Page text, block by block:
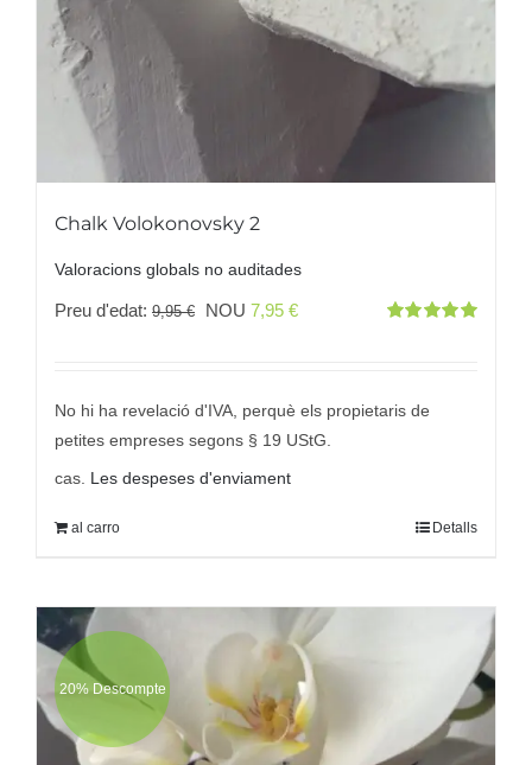
Chalk Volokonovsky 2
Valoracions globals no auditades
Preu d'edat: 9,95€
El
era:
9,95 €
NOU 7,95 €El
és:
7,95 €.
No hi ha revelació d'IVA, perquè els propietaris de
petites empreses segons § 19 UStG.
cas. Les despeses d'enviament
al carro Detalls
20% Descompte